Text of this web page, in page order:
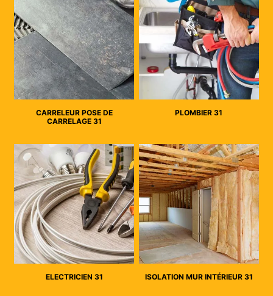
CARRELEUR POSE DE
CARRELAGE 31
PLOMBIER 31
ELECTRICIEN 31 ISOLATION MUR INTÉRIEUR 31